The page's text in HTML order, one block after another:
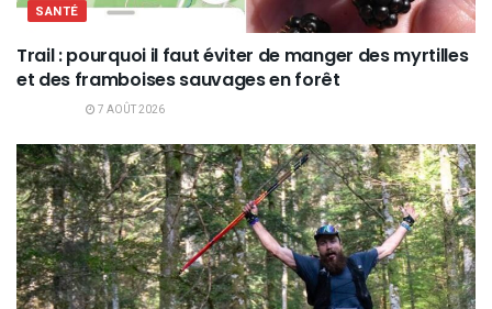
SANTÉ
Trail : pourquoi il faut éviter de manger des myrtilles
et des framboises sauvages en forêt
7 AOÛT 2026